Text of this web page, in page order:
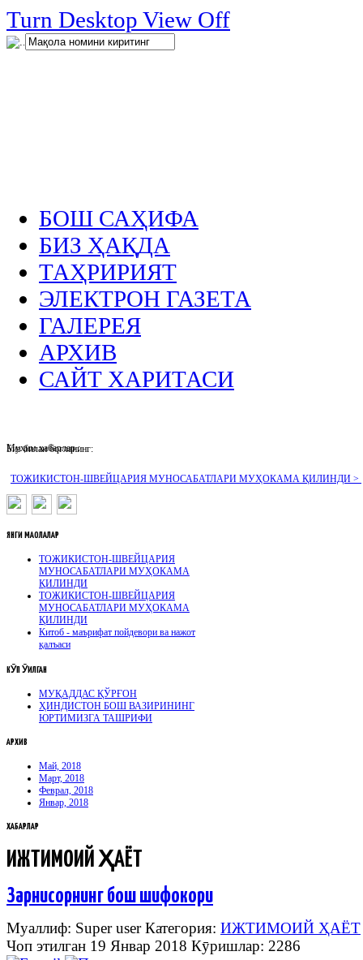
Turn Desktop View Off
.
БОШ САҲИФА
БИЗ ҲАҚДА
ТАҲРИРИЯТ
ЭЛЕКТРОН ГАЗЕТА
ГАЛЕРЕЯ
АРХИВ
САЙТ ХАРИТАСИ
Муҳим хабарлар :
ТОЖИКИСТОН-ШВЕЙЦАРИЯ МУНОСАБАТЛАРИ МУҲОКАМА ҚИЛИНДИ >
Биз билан боғланинг:
ЯНГИ МАҚОЛАЛАР
ТОЖИКИСТОН-ШВЕЙЦАРИЯ
МУНОСАБАТЛАРИ МУҲОКАМА
ҚИЛИНДИ
ТОЖИКИСТОН-ШВЕЙЦАРИЯ
МУНОСАБАТЛАРИ МУҲОКАМА
ҚИЛИНДИ
Китоб - маърифат пойдевори ва нажот
қалъаси
КӮП ӮҚИЛГАН
МУҚАДДАС ҚЎРҒОН
ҲИНДИСТОН БОШ ВАЗИРИНИНГ
ЮРТИМИЗГА ТАШРИФИ
АРХИВ
Май, 2018
Март, 2018
Феврал, 2018
Январ, 2018
ХАБАРЛАР
ИЖТИМОИЙ ҲАЁТ
Зарнисорнинг бош шифокори
Муаллиф: Super userКатегория: ИЖТИМОИЙ ҲАЁТ
Чоп этилган 19 Январ 2018 Кӯришлар: 2286